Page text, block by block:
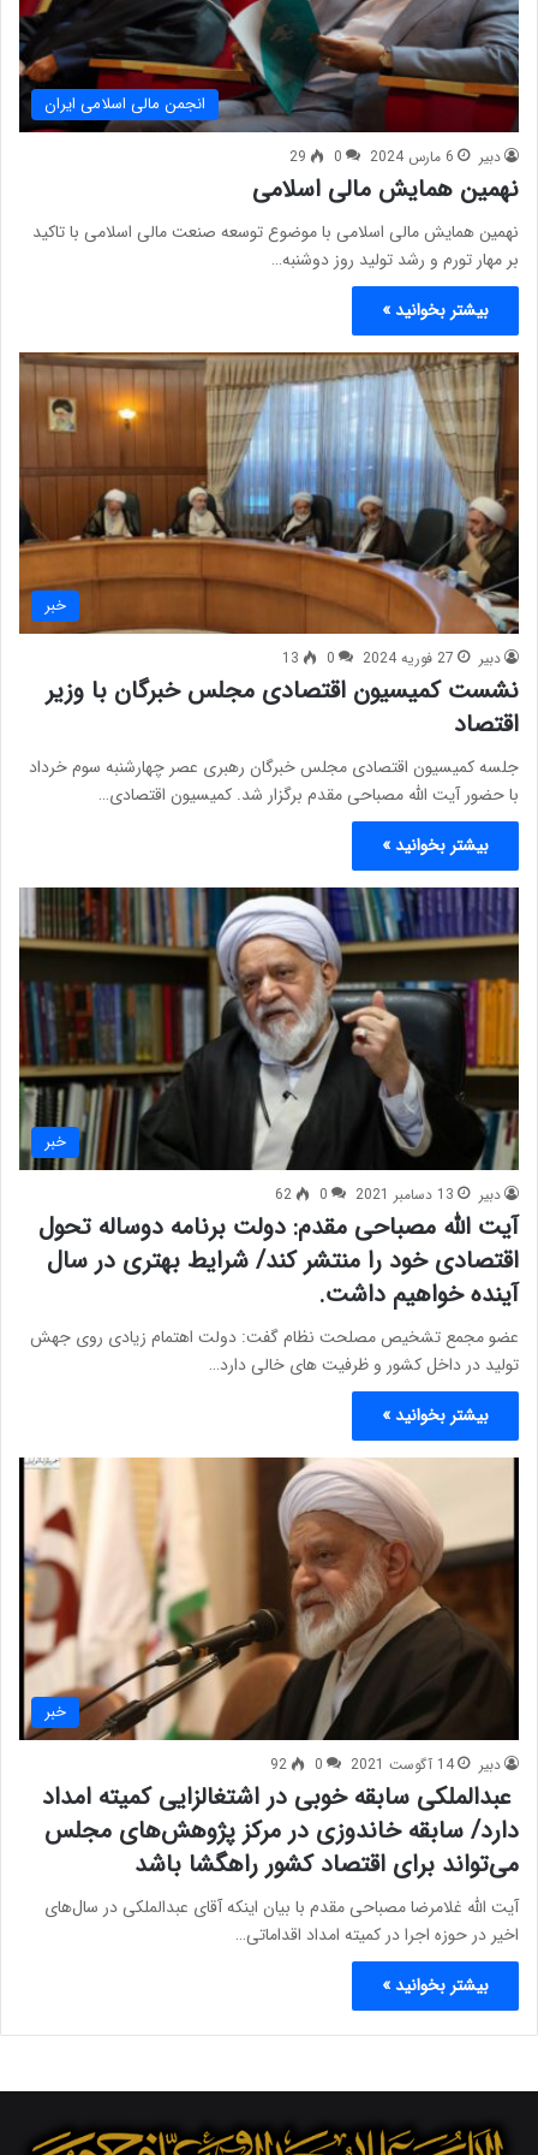
انجمن مالی اسلامی ایران
دبیر 6 مارس 2024 0
29
نهمین همایش مالی اسلامی
نهمین همایش مالی اسلامی با موضوع توسعه صنعت مالی اسلامی با تاکید
بر مهار تورم و رشد تولید روز دوشنبه…
بیشتر بخوانید »
خبر
دبیر 27 فوریه 2024 0
13
نشست کمیسیون اقتصادی مجلس خبرگان با وزیر
اقتصاد
جلسه کمیسیون اقتصادی مجلس خبرگان رهبری عصر چهارشنبه سوم خرداد
با حضور آیت الله مصباحی مقدم برگزار شد. کمیسیون اقتصادی…
بیشتر بخوانید »
خبر
دبیر 13 دسامبر 2021 0
62
آیت الله مصباحی مقدم: دولت برنامه دوساله تحول
اقتصادی خود را منتشر کند/ شرایط بهتری در سال
آینده خواهیم داشت.
عضو مجمع تشخیص مصلحت نظام گفت: دولت اهتمام زیادی روی جهش
تولید در داخل کشور و ظرفیت های خالی دارد…
بیشتر بخوانید »
خبر
دبیر 14 آگوست 2021 0
92
عبدالملکی سابقه خوبی در اشتغالزایی کمیته امداد
دارد/ سابقه خاندوزی در مرکز پژوهش‌های مجلس
می‌تواند برای اقتصاد کشور راهگشا باشد
آیت الله غلامرضا مصباحی مقدم با بیان اینکه آقای عبدالملکی در سال‌های
اخیر در حوزه اجرا در کمیته امداد اقداماتی…
بیشتر بخوانید »